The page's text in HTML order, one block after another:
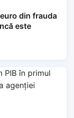
din frauda
este